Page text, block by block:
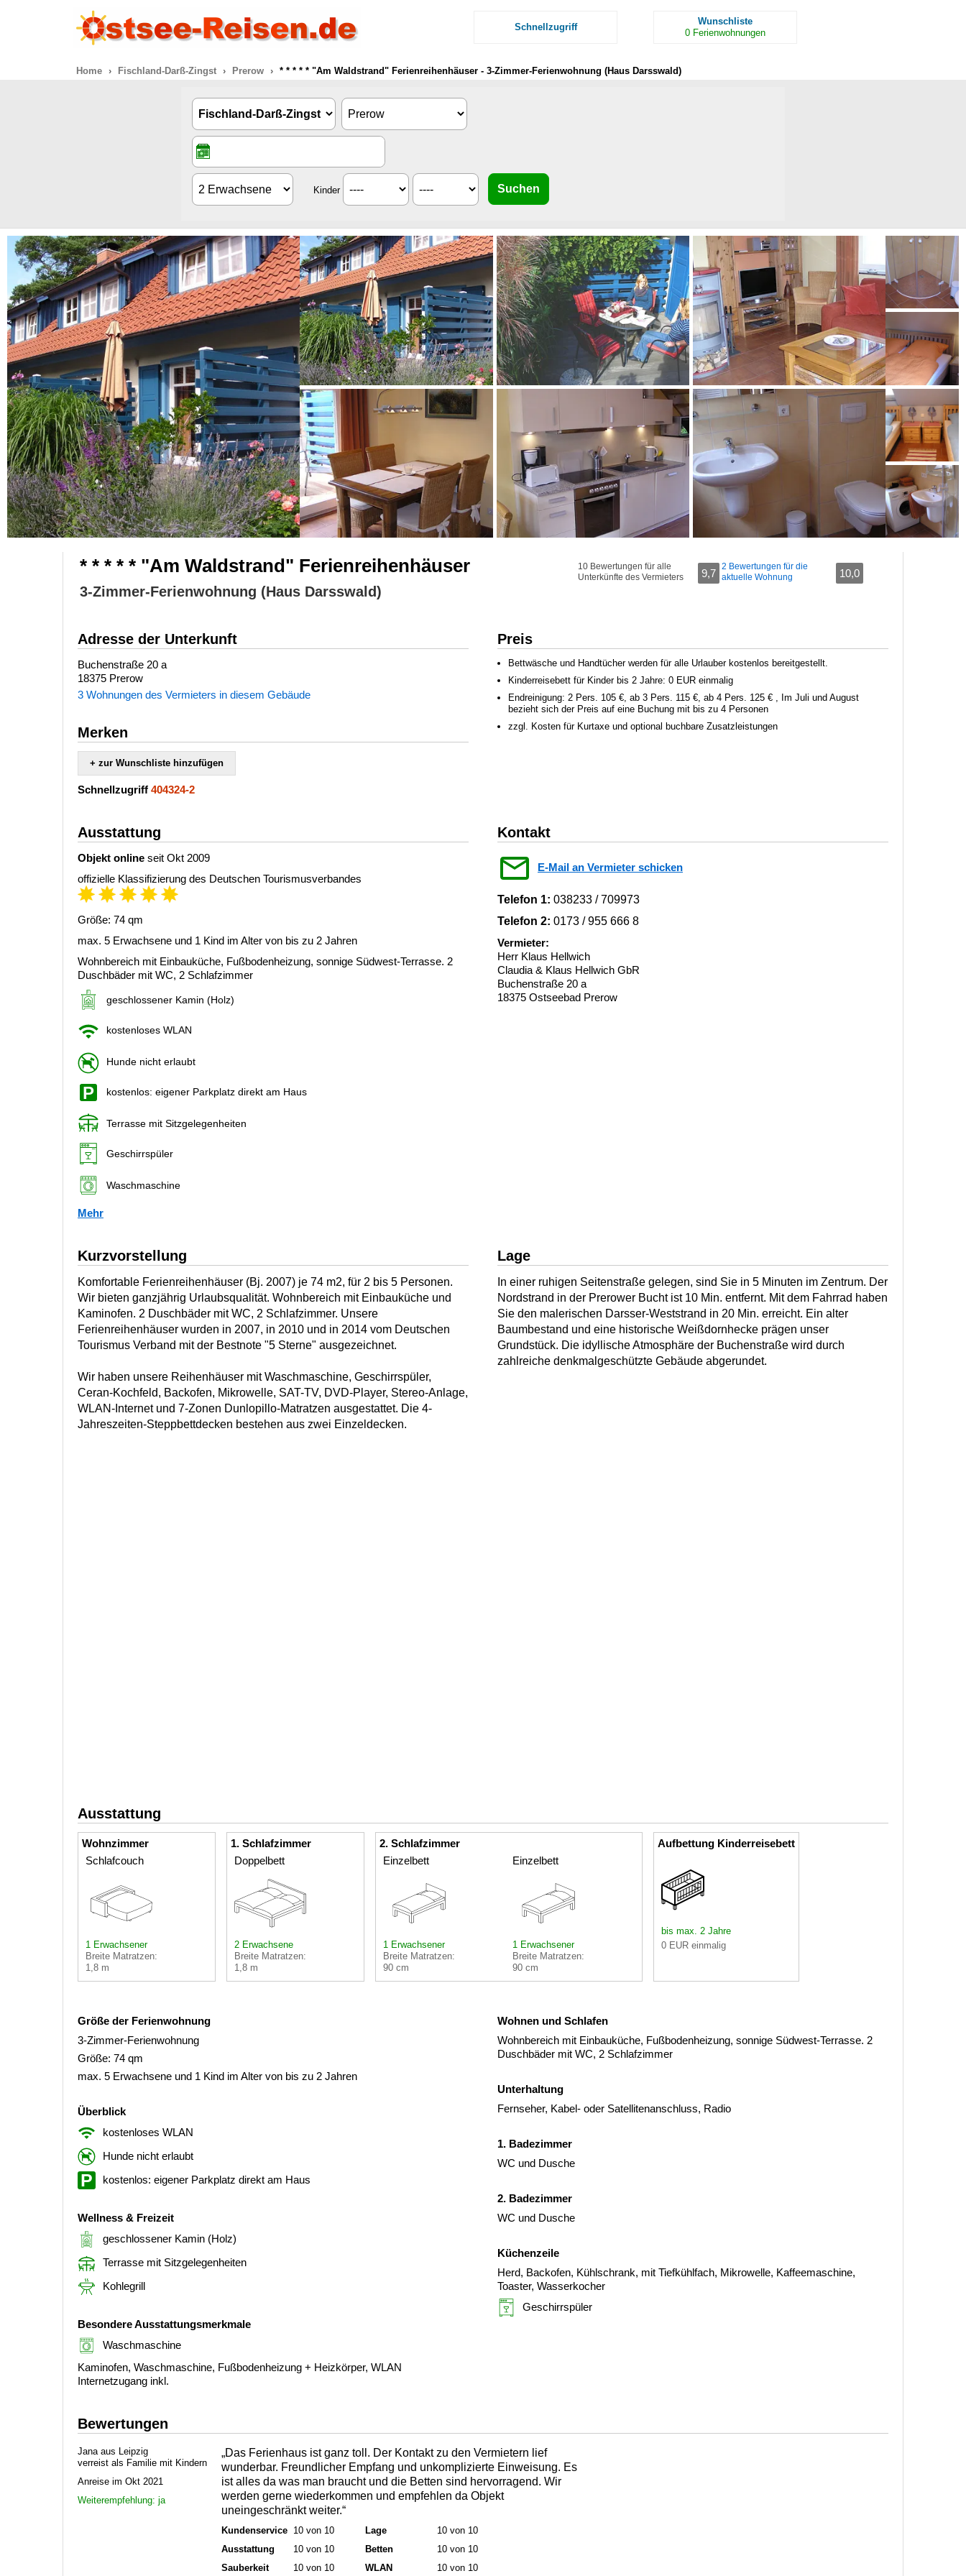
Schnellzugriff
Wunschliste
0 Ferienwohnungen
Home Fischland-Darß-Zingst Prerow * * * * * "Am Waldstrand" Ferienreihenhäuser - 3-Zimmer-Ferienwohnung (Haus Darsswald)
Kinder
* * * * * "Am Waldstrand" Ferienreihenhäuser
3-Zimmer-Ferienwohnung (Haus Darsswald)
10 Bewertungen für alle
Unterkünfte des Vermieters
9,7
2 Bewertungen für die
aktuelle Wohnung
10,0
Adresse der Unterkunft
Buchenstraße 20 a
18375 Prerow
3 Wohnungen des Vermieters in diesem Gebäude
Merken
+ zur Wunschliste hinzufügen
Schnellzugriff 404324-2
Preis
Bettwäsche und Handtücher werden für alle Urlauber kostenlos bereitgestellt.
Kinderreisebett für Kinder bis 2 Jahre: 0 EUR einmalig
Endreinigung: 2 Pers. 105 €, ab 3 Pers. 115 €, ab 4 Pers. 125 € , Im Juli und August
bezieht sich der Preis auf eine Buchung mit bis zu 4 Personen
zzgl. Kosten für Kurtaxe und optional buchbare Zusatzleistungen
Ausstattung
Objekt online seit Okt 2009
offizielle Klassifizierung des Deutschen Tourismusverbandes
Größe: 74 qm
max. 5 Erwachsene und 1 Kind im Alter von bis zu 2 Jahren
Wohnbereich mit Einbauküche, Fußbodenheizung, sonnige Südwest-Terrasse. 2
Duschbäder mit WC, 2 Schlafzimmer
geschlossener Kamin (Holz)
kostenloses WLAN
Hunde nicht erlaubt
kostenlos: eigener Parkplatz direkt am Haus
Terrasse mit Sitzgelegenheiten
Geschirrspüler
Waschmaschine
Mehr
Kontakt
E-Mail an Vermieter schicken
Telefon 1: 038233 / 709973
Telefon 2: 0173 / 955 666 8
Vermieter:
Herr Klaus Hellwich
Claudia & Klaus Hellwich GbR
Buchenstraße 20 a
18375 Ostseebad Prerow
Kurzvorstellung
Komfortable Ferienreihenhäuser (Bj. 2007) je 74 m2, für 2 bis 5 Personen.
Wir bieten ganzjährig Urlaubsqualität. Wohnbereich mit Einbauküche und
Kaminofen. 2 Duschbäder mit WC, 2 Schlafzimmer. Unsere
Ferienreihenhäuser wurden in 2007, in 2010 und in 2014 vom Deutschen
Tourismus Verband mit der Bestnote "5 Sterne" ausgezeichnet.
Wir haben unsere Reihenhäuser mit Waschmaschine, Geschirrspüler,
Ceran-Kochfeld, Backofen, Mikrowelle, SAT-TV, DVD-Player, Stereo-Anlage,
WLAN-Internet und 7-Zonen Dunlopillo-Matratzen ausgestattet. Die 4-
Jahreszeiten-Steppbettdecken bestehen aus zwei Einzeldecken.
Lage
In einer ruhigen Seitenstraße gelegen, sind Sie in 5 Minuten im Zentrum. Der
Nordstrand in der Prerower Bucht ist 10 Min. entfernt. Mit dem Fahrrad haben
Sie den malerischen Darsser-Weststrand in 20 Min. erreicht. Ein alter
Baumbestand und eine historische Weißdornhecke prägen unser
Grundstück. Die idyllische Atmosphäre der Buchenstraße wird durch
zahlreiche denkmalgeschützte Gebäude abgerundet.
Ausstattung
Wohnzimmer
Schlafcouch
1 Erwachsener
Breite Matratzen:
1,8 m
1. Schlafzimmer
Doppelbett
2 Erwachsene
Breite Matratzen:
1,8 m
2. Schlafzimmer
Einzelbett
1 Erwachsener
Breite Matratzen:
90 cm
Einzelbett
1 Erwachsener
Breite Matratzen:
90 cm
Aufbettung Kinderreisebett
bis max. 2 Jahre
0 EUR einmalig
Größe der Ferienwohnung
3-Zimmer-Ferienwohnung
Größe: 74 qm
max. 5 Erwachsene und 1 Kind im Alter von bis zu 2 Jahren
Überblick
kostenloses WLAN
Hunde nicht erlaubt
kostenlos: eigener Parkplatz direkt am Haus
Wellness & Freizeit
geschlossener Kamin (Holz)
Terrasse mit Sitzgelegenheiten
Kohlegrill
Besondere Ausstattungsmerkmale
Waschmaschine
Kaminofen, Waschmaschine, Fußbodenheizung + Heizkörper, WLAN
Internetzugang inkl.
Wohnen und Schlafen
Wohnbereich mit Einbauküche, Fußbodenheizung, sonnige Südwest-Terrasse. 2
Duschbäder mit WC, 2 Schlafzimmer
Unterhaltung
Fernseher, Kabel- oder Satellitenanschluss, Radio
1. Badezimmer
WC und Dusche
2. Badezimmer
WC und Dusche
Küchenzeile
Herd, Backofen, Kühlschrank, mit Tiefkühlfach, Mikrowelle, Kaffeemaschine,
Toaster, Wasserkocher
Geschirrspüler
Bewertungen
Jana aus Leipzig
verreist als Familie mit Kindern
Anreise im Okt 2021
Weiterempfehlung: ja
„Das Ferienhaus ist ganz toll. Der Kontakt zu den Vermietern lief
wunderbar. Freundlicher Empfang und unkomplizierte Einweisung. Es
ist alles da was man braucht und die Betten sind hervorragend. Wir
werden gerne wiederkommen und empfehlen da Objekt
uneingeschränkt weiter.“
Kundenservice 10 von 10
Ausstattung
10 von 10
Sauberkeit
10 von 10
Lage
10 von 10
Betten
10 von 10
WLAN
10 von 10